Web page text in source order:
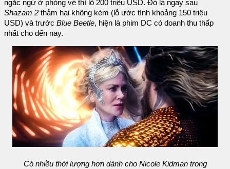
ngắc ngứ ở phòng vé thì lỗ 200 triệu USD. Đó là ngay sau
Shazam 2 thảm hại không kém (lỗ ước tính khoảng 150 triệu
USD) và trước Blue Beetle, hiện là phim DC có doanh thu thấp
nhất cho đến nay.
Có nhiều thời lượng hơn dành cho Nicole Kidman trong